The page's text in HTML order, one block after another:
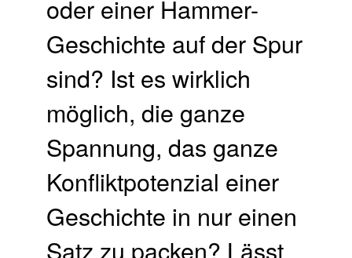
oder einer Hammer-
Geschichte auf der Spur
sind? Ist es wirklich
möglich, die ganze
Spannung, das ganze
Konfliktpotenzial einer
Geschichte in nur einen
Satz zu packen? Lässt